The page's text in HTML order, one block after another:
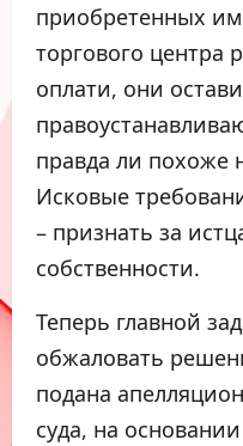
приобретенных
торгового центра
оплати, они
правда ли похоже
Исковые
– признать за
собственности.
Теперь главной
обжаловать
подана
суда, на